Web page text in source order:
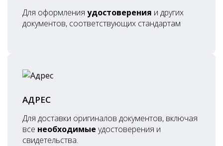
Для оформления удостоверения и других
документов, соответствующих стандартам
АДРЕС
Для доставки оригиналов документов, включая
все необходимые удостоверения и
свидетельства.